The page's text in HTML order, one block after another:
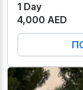
1 Day
4,000 AED